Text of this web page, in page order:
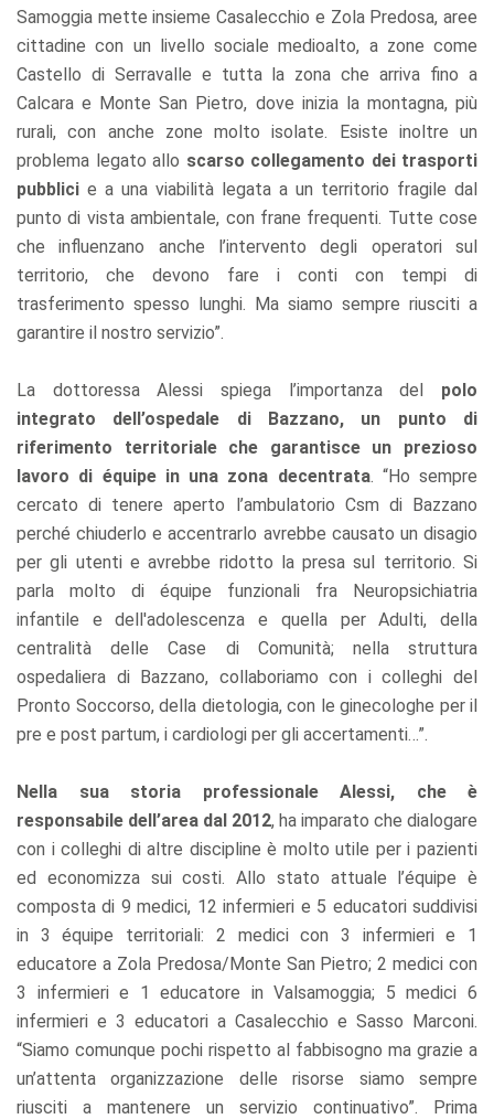
Samoggia mette insieme Casalecchio e Zola Predosa, aree
cittadine con un livello sociale medioalto, a zone come
Castello di Serravalle e tutta la zona che arriva fino a
Calcara e Monte San Pietro, dove inizia la montagna, più
rurali, con anche zone molto isolate. Esiste inoltre un
problema legato allo scarso collegamento dei trasporti
pubblici e a una viabilità legata a un territorio fragile dal
punto di vista ambientale, con frane frequenti. Tutte cose
che influenzano anche l’intervento degli operatori sul
territorio, che devono fare i conti con tempi di
trasferimento spesso lunghi. Ma siamo sempre riusciti a
garantire il nostro servizio”.
La dottoressa Alessi spiega l’importanza del polo
integrato dell’ospedale di Bazzano, un punto di
riferimento territoriale che garantisce un prezioso
lavoro di équipe in una zona decentrata. “Ho sempre
cercato di tenere aperto l’ambulatorio Csm di Bazzano
perché chiuderlo e accentrarlo avrebbe causato un disagio
per gli utenti e avrebbe ridotto la presa sul territorio. Si
parla molto di équipe funzionali fra Neuropsichiatria
infantile e dell'adolescenza e quella per Adulti, della
centralità delle Case di Comunità; nella struttura
ospedaliera di Bazzano, collaboriamo con i colleghi del
Pronto Soccorso, della dietologia, con le ginecologhe per il
pre e post partum, i cardiologi per gli accertamenti…”.
Nella sua storia professionale Alessi, che è
responsabile dell’area dal 2012, ha imparato che dialogare
con i colleghi di altre discipline è molto utile per i pazienti
ed economizza sui costi. Allo stato attuale l’équipe è
composta di 9 medici, 12 infermieri e 5 educatori suddivisi
in 3 équipe territoriali: 2 medici con 3 infermieri e 1
educatore a Zola Predosa/Monte San Pietro; 2 medici con
3 infermieri e 1 educatore in Valsamoggia; 5 medici 6
infermieri e 3 educatori a Casalecchio e Sasso Marconi.
“Siamo comunque pochi rispetto al fabbisogno ma grazie a
un’attenta organizzazione delle risorse siamo sempre
riusciti a mantenere un servizio continuativo”. Prima